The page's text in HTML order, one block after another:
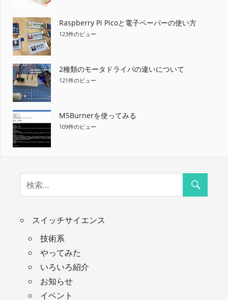
Raspberry Pi Picoと電子ペーパーの使い方
123件のビュー
2種類のモータドライバの違いについて
121件のビュー
M5Burnerを使ってみる
109件のビュー
スイッチサイエンス
技術系
やってみた
いろいろ紹介
お知らせ
イベント